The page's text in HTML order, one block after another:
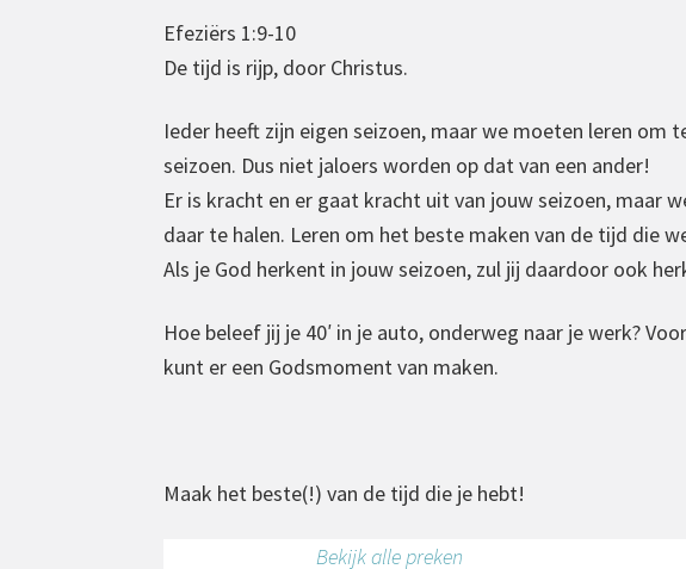
Efeziërs 1:9-10
De tijd is rijp, door Christus.
Ieder heeft zijn eigen seizoen, maar we moeten leren om
seizoen. Dus niet jaloers worden op dat van een ander!
Er is kracht en er gaat kracht uit van jouw seizoen, maar
daar te halen. Leren om het beste maken van de tijd die
Als je God herkent in jouw seizoen, zul jij daardoor ook
Hoe beleef jij je 40′ in je auto, onderweg naar je werk?
kunt er een Godsmoment van maken.
Maak het beste(!) van de tijd die je hebt!
Bekijk alle preken